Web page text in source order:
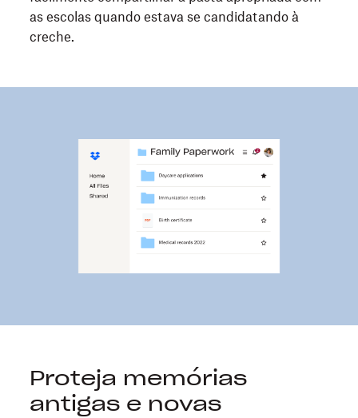
as escolas quando estava se candidatando à
creche.
Proteja memórias
antigas e novas